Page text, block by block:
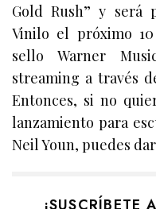
Gold Rush” y será
Vinilo el próximo
sello Warner
streaming a través
Entonces, si no
lanzamiento para
Neil Youn, puedes